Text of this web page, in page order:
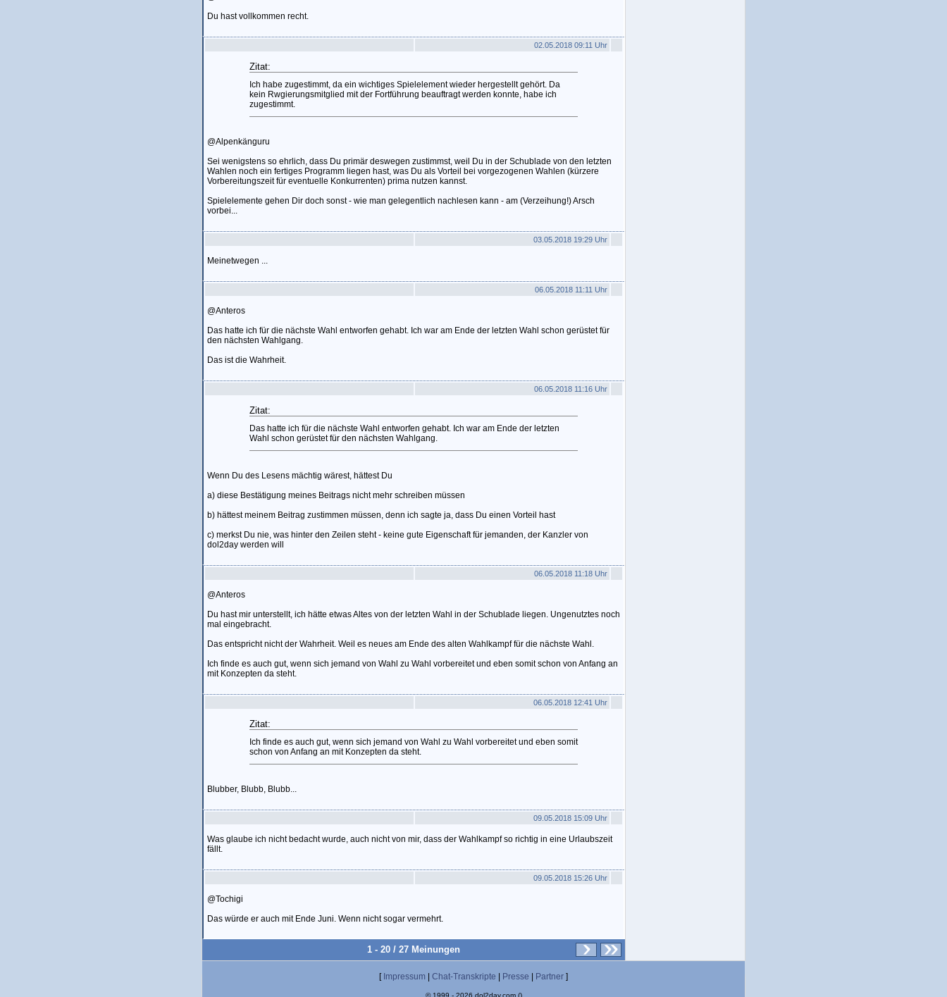
Du hast vollkommen recht.
02.05.2018 09:11 Uhr
Zitat:
Ich habe zugestimmt, da ein wichtiges Spielelement wieder hergestellt gehört. Da
kein Rwgierungsmitglied mit der Fortführung beauftragt werden konnte, habe ich
zugestimmt.
@Alpenkänguru
Sei wenigstens so ehrlich, dass Du primär deswegen zustimmst, weil Du in der Schublade von den letzten
Wahlen noch ein fertiges Programm liegen hast, was Du als Vorteil bei vorgezogenen Wahlen (kürzere
Vorbereitungszeit für eventuelle Konkurrenten) prima nutzen kannst.
Spielelemente gehen Dir doch sonst - wie man gelegentlich nachlesen kann - am (Verzeihung!) Arsch
vorbei...
03.05.2018 19:29 Uhr
Meinetwegen ...
06.05.2018 11:11 Uhr
@Anteros
Das hatte ich für die nächste Wahl entworfen gehabt. Ich war am Ende der letzten Wahl schon gerüstet für
den nächsten Wahlgang.
Das ist die Wahrheit.
06.05.2018 11:16 Uhr
Zitat:
Das hatte ich für die nächste Wahl entworfen gehabt. Ich war am Ende der letzten
Wahl schon gerüstet für den nächsten Wahlgang.
Wenn Du des Lesens mächtig wärest, hättest Du
a) diese Bestätigung meines Beitrags nicht mehr schreiben müssen
b) hättest meinem Beitrag zustimmen müssen, denn ich sagte ja, dass Du einen Vorteil hast
c) merkst Du nie, was hinter den Zeilen steht - keine gute Eigenschaft für jemanden, der Kanzler von
dol2day werden will
06.05.2018 11:18 Uhr
@Anteros
Du hast mir unterstellt, ich hätte etwas Altes von der letzten Wahl in der Schublade liegen. Ungenutztes noch
mal eingebracht.
Das entspricht nicht der Wahrheit. Weil es neues am Ende des alten Wahlkampf für die nächste Wahl.
Ich finde es auch gut, wenn sich jemand von Wahl zu Wahl vorbereitet und eben somit schon von Anfang an
mit Konzepten da steht.
06.05.2018 12:41 Uhr
Zitat:
Ich finde es auch gut, wenn sich jemand von Wahl zu Wahl vorbereitet und eben somit
schon von Anfang an mit Konzepten da steht.
Blubber, Blubb, Blubb...
09.05.2018 15:09 Uhr
Was glaube ich nicht bedacht wurde, auch nicht von mir, dass der Wahlkampf so richtig in eine Urlaubszeit
fällt.
09.05.2018 15:26 Uhr
@Tochigi
Das würde er auch mit Ende Juni. Wenn nicht sogar vermehrt.
1 - 20 / 27 Meinungen
[ Impressum Chat-Transkripte Presse Partner ]
© 1999 - 2026 dol2day.com ()